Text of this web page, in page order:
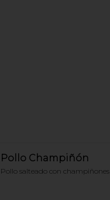
Pollo Champiñón
Pollo salteado con champiñones